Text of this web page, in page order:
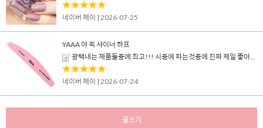
네이버 페이 | 2026-07-25
YAAA 야 퀵 샤이너 하프
광택내는 제품들중에 최고!!! 시중에 파는것중에 진짜 제일 좋아요. 다른것들은 막 광택내다보면 망가지거나 거의 부서지는데 이겈 진짜 튼튼
네이버 페이 | 2026-07-24
글쓰기